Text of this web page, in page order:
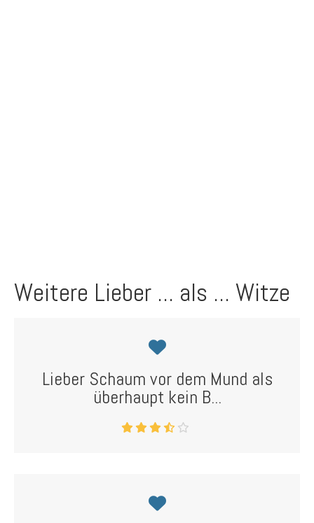
Weitere Lieber ... als ... Witze
Lieber Schaum vor dem Mund als
überhaupt kein B...